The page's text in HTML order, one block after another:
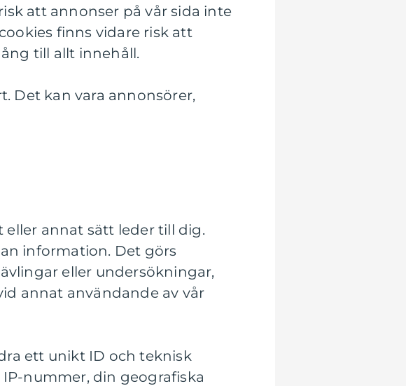
att annonser på vår sida inte
finns vidare risk att
till allt innehåll.
Det kan vara annonsörer,
annat sätt leder till dig.
information. Det görs
eller undersökningar,
annat användande av vår
ett unikt ID och teknisk
nummer, din geografiska